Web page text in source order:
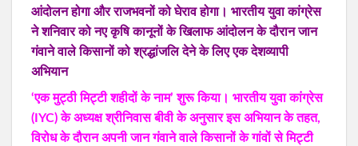
आंदोलन होगा और राजभवनों को घेराव होगा। भारतीय युवा कांग्रेस
ने शनिवार को नए कृषि कानूनों के खिलाफ आंदोलन के दौरान जान
गंवाने वाले किसानों को श्रद्धांजलि देने के लिए एक देशव्यापी
अभियान
‘एक मुट्ठी मिट्टी शहीदों के नाम’ शुरू किया। भारतीय युवा कांग्रेस
(IYC) के अध्यक्ष श्रीनिवास बीवी के अनुसार इस अभियान के तहत,
विरोध के दौरान अपनी जान गंवाने वाले किसानों के गांवों से मिट्टी